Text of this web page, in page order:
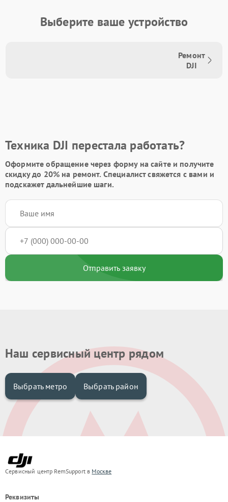
Выберите ваше устройство
Ремонт
DJI
Техника DJI перестала работать?
Оформите обращение через форму на сайте и получите
скидку до 20%на ремонт. Специалист свяжется с вами и
подскажет дальнейшие шаги.
Отправить заявку
Наш сервисный центр рядом
Выбрать метро Выбрать район
Сервисный центр RemSupport в Москве
Реквизиты